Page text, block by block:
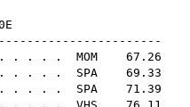
. . . . MOM 67.26
. . . . SPA 69.33
. . . . SPA 71.39